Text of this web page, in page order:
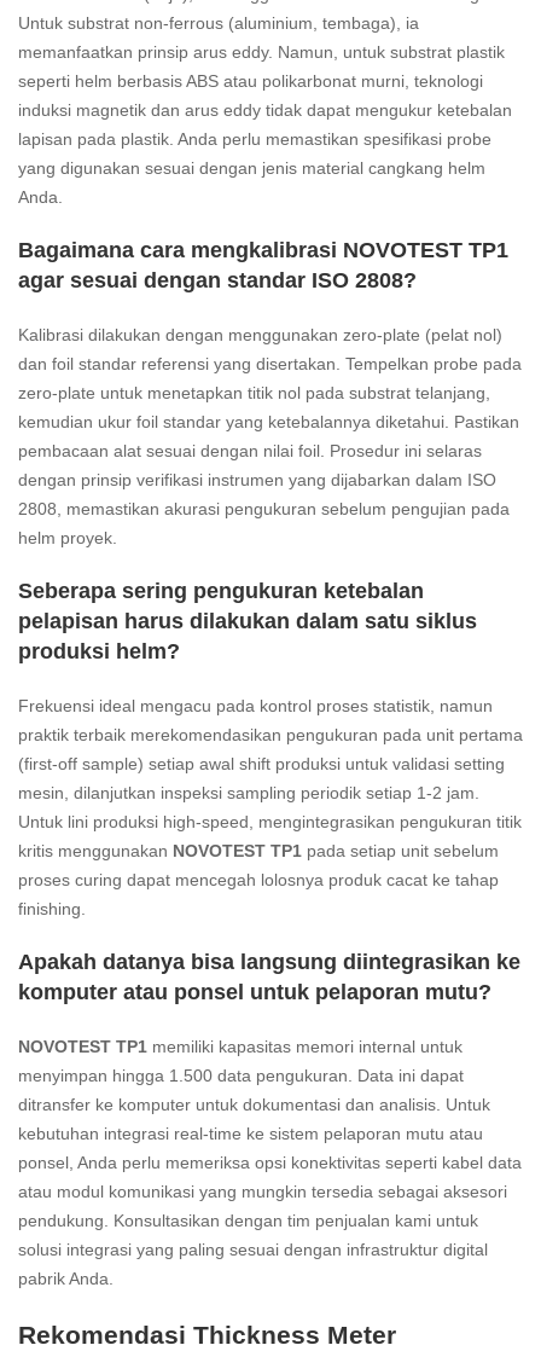
Untuk substrat non-ferrous (aluminium, tembaga), ia
memanfaatkan prinsip arus eddy. Namun, untuk substrat plastik
seperti helm berbasis ABS atau polikarbonat murni, teknologi
induksi magnetik dan arus eddy tidak dapat mengukur ketebalan
lapisan pada plastik. Anda perlu memastikan spesifikasi probe
yang digunakan sesuai dengan jenis material cangkang helm
Anda.
Bagaimana cara mengkalibrasi NOVOTEST TP1
agar sesuai dengan standar ISO 2808?
Kalibrasi dilakukan dengan menggunakan zero-plate (pelat nol)
dan foil standar referensi yang disertakan. Tempelkan probe pada
zero-plate untuk menetapkan titik nol pada substrat telanjang,
kemudian ukur foil standar yang ketebalannya diketahui. Pastikan
pembacaan alat sesuai dengan nilai foil. Prosedur ini selaras
dengan prinsip verifikasi instrumen yang dijabarkan dalam ISO
2808, memastikan akurasi pengukuran sebelum pengujian pada
helm proyek.
Seberapa sering pengukuran ketebalan
pelapisan harus dilakukan dalam satu siklus
produksi helm?
Frekuensi ideal mengacu pada kontrol proses statistik, namun
praktik terbaik merekomendasikan pengukuran pada unit pertama
(first-off sample) setiap awal shift produksi untuk validasi setting
mesin, dilanjutkan inspeksi sampling periodik setiap 1-2 jam.
Untuk lini produksi high-speed, mengintegrasikan pengukuran titik
kritis menggunakan NOVOTEST TP1 pada setiap unit sebelum
proses curing dapat mencegah lolosnya produk cacat ke tahap
finishing.
Apakah datanya bisa langsung diintegrasikan ke
komputer atau ponsel untuk pelaporan mutu?
NOVOTEST TP1 memiliki kapasitas memori internal untuk
menyimpan hingga 1.500 data pengukuran. Data ini dapat
ditransfer ke komputer untuk dokumentasi dan analisis. Untuk
kebutuhan integrasi real-time ke sistem pelaporan mutu atau
ponsel, Anda perlu memeriksa opsi konektivitas seperti kabel data
atau modul komunikasi yang mungkin tersedia sebagai aksesori
pendukung. Konsultasikan dengan tim penjualan kami untuk
solusi integrasi yang paling sesuai dengan infrastruktur digital
pabrik Anda.
Rekomendasi Thickness Meter